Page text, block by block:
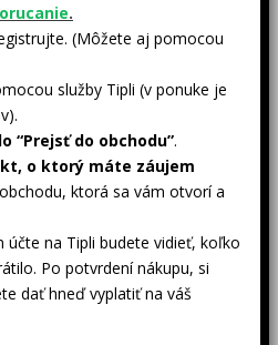
.
(Môžete aj pomocou
služby Tipli (v ponuke je
“Prejsť do obchodu”.
o ktorý máte záujem
ktorá sa vám otvorí a
účte na Tipli budete vidieť, koľko
Po potvrdení nákupu, si
dať hneď vyplatiť na váš